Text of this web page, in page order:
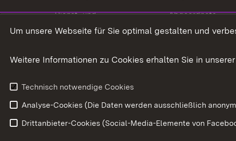
Dienst- und
Versorgungsbezüge
Weitere
Abgeordnete
Bürgerbeauftragte
Um unsere Webseite für Sie optimal gestalten und
Weitere Informationen zu Cookies erhalten Sie in unserer
Technisch notwendige Cookies
Analyse-Cookies (Die Daten werden ausschließlich
Drittanbieter-Cookies (Social-Media-Elemente von